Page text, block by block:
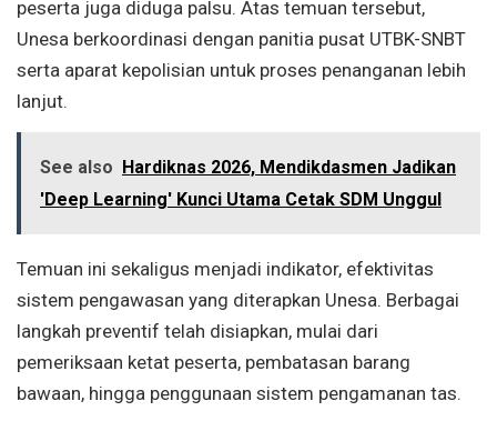
peserta juga diduga palsu. Atas temuan tersebut,
Unesa berkoordinasi dengan panitia pusat UTBK-SNBT
serta aparat kepolisian untuk proses penanganan lebih
lanjut.
See also
Hardiknas 2026, Mendikdasmen Jadikan
'Deep Learning' Kunci Utama Cetak SDM Unggul
Temuan ini sekaligus menjadi indikator, efektivitas
sistem pengawasan yang diterapkan Unesa. Berbagai
langkah preventif telah disiapkan, mulai dari
pemeriksaan ketat peserta, pembatasan barang
bawaan, hingga penggunaan sistem pengamanan tas.